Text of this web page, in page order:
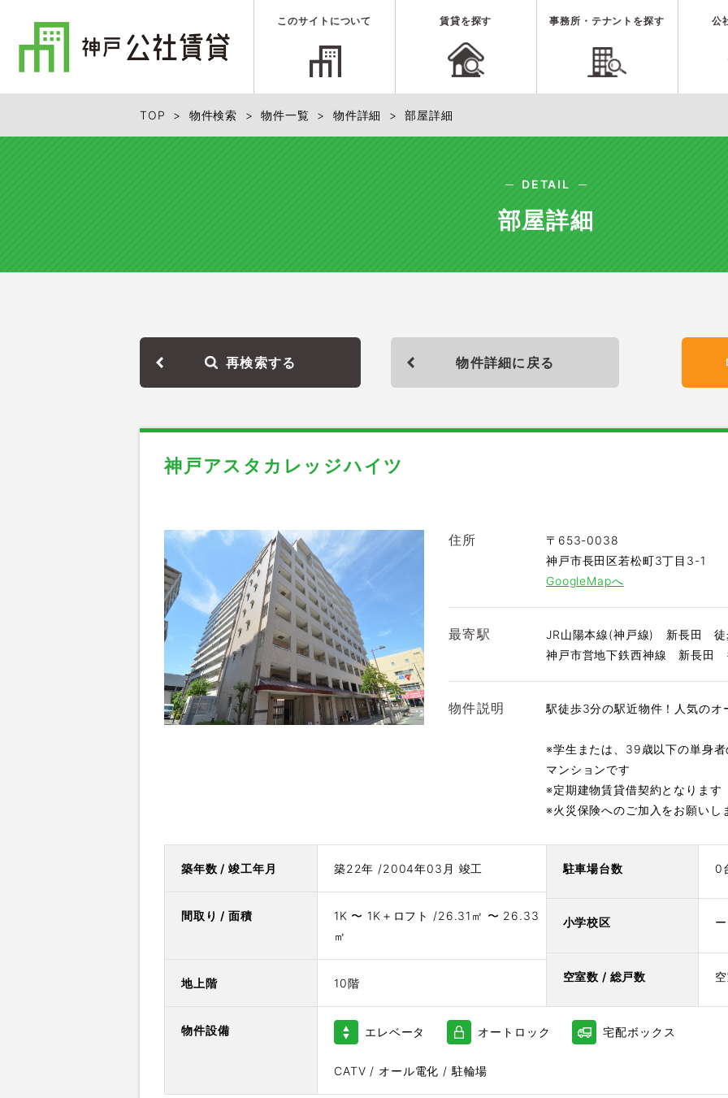
このサイトについて 賃貸を探す 事務所・テナントを探す 公
TOP > 物件検索 >物件一覧 > 物件詳細 > 部屋詳細
DETAIL
部屋詳細
再検索する 物件詳細に戻る
神戸アスタカレッジハイツ
住所
〒653-0038
神戸市長田区若松町3丁目3-1
GoogleMapへ
最寄駅
JR山陽本線(神戸線) 新長田 徒
神戸市営地下鉄西神線 新長田
物件説明 駅徒歩3分の駅近物件！人気のオ
※学生または、39歳以下の単身
マンションです
※定期建物賃貸借契約となります
※火災保険へのご加入をお願いし
築年数 / 竣工年月 築22年 /2004年03月 竣工
間取り / 面積
1K 〜 1K＋ロフト /26.31㎡ 〜 26.33
㎡
地上階 10階
駐車場台数 0
小学校区 ー
空室数 / 総戸数
物件設備 エレベータ オートロック 宅配ボックス
CATV / オール電化 / 駐輪場